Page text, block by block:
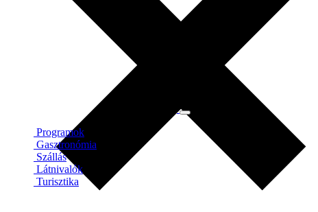
Programok
Gasztronómia
Szállás
Látnivalók
Turisztika